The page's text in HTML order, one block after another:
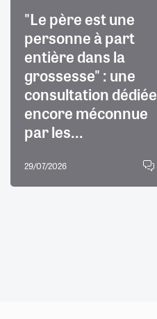
"Le père est une
personne à part
entière dans la
grossesse" : une
consultation dédiée
encore méconnue
par les...
29/07/2026